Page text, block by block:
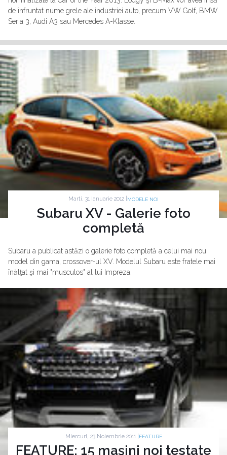
de înfruntat nume grele ale industriei auto, precum VW Golf, BMW
Seria 3, Audi A3 sau Mercedes A-Klasse.
Marti, 31 Ianuarie 2012 | MODELE NOI
Subaru XV - Galerie foto
completă
Subaru a publicat astăzi o galerie foto completă a celui mai nou
model din gama, crossover-ul XV. Modelul Subaru este fratele mai
înălţat şi mai "musculos" al lui Impreza.
Miercuri, 23 Noiembrie 2011 | FEATURE
FEATURE: 15 maşini noi testate